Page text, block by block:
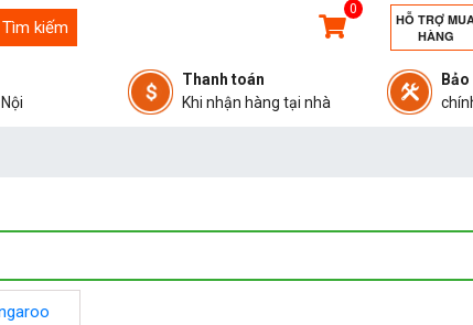
Tìm kiếm
0
HỖ TRỢ
HÀNG
Thanh toán
Khi nhận hàng tại nhà